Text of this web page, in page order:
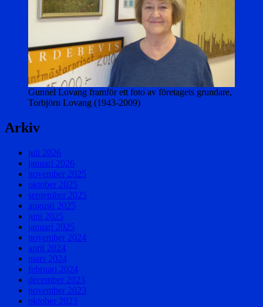
Gunnel Lovang framför ett foto av företagets grundare,
Torbjörn Lovang (1943-2009)
Arkiv
juli 2026
januari 2026
november 2025
oktober 2025
september 2025
augusti 2025
juni 2025
januari 2025
november 2024
april 2024
mars 2024
februari 2024
december 2023
november 2023
oktober 2023